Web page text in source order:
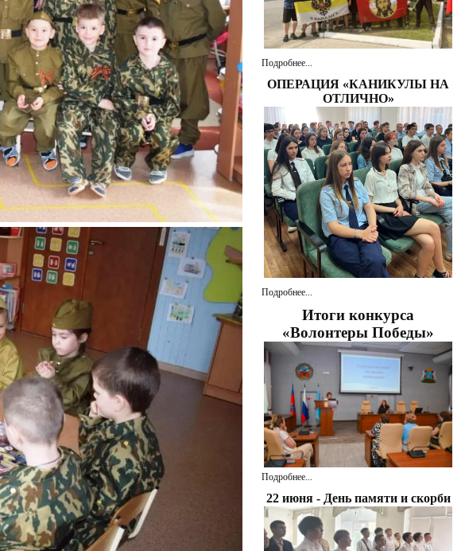
Подробнее...
ОПЕРАЦИЯ «КАНИКУЛЫ НА
ОТЛИЧНО»
Подробнее...
Итоги конкурса
«Волонтеры Победы»
Подробнее...
22 июня - День памяти и скорби